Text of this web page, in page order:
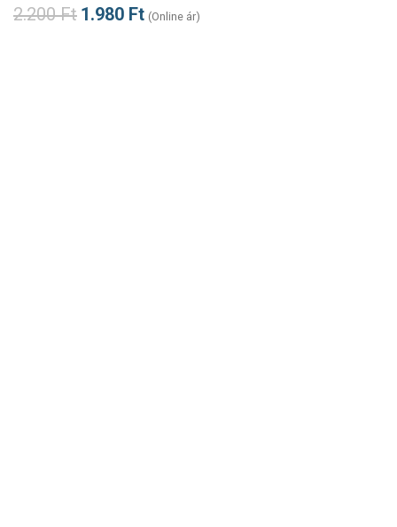
2.200Ft 1.980 Ft (Online ár)